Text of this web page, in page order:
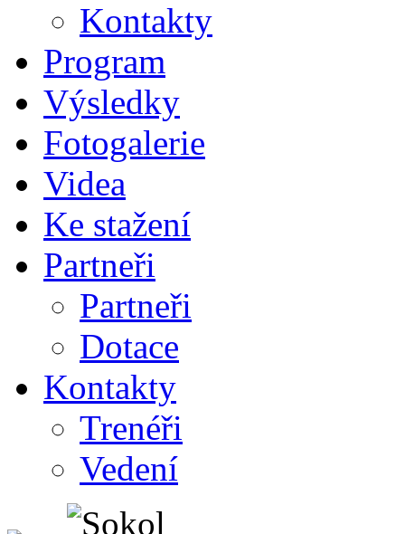
Kontakty
Program
Výsledky
Fotogalerie
Videa
Ke stažení
Partneři
Partneři
Dotace
Kontakty
Trenéři
Vedení